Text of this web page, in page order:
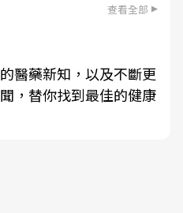
查看全部
醫藥新知，以及不斷更
，替你找到最佳的健康